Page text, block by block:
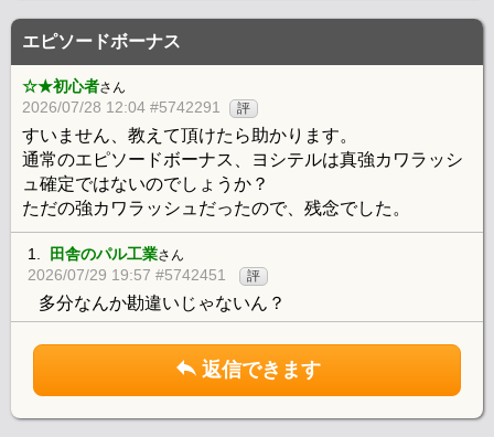
エピソードボーナス
☆★初心者さん
2026/07/28 12:04 #5742291 評
すいません、教えて頂けたら助かります。
通常のエピソードボーナス、ヨシテルは真強カワラッシ
ュ確定ではないのでしょうか？
ただの強カワラッシュだったので、残念でした。
1. 田舎のパル工業さん
2026/07/29 19:57 #5742451 評
多分なんか勘違いじゃないん？
返信できます